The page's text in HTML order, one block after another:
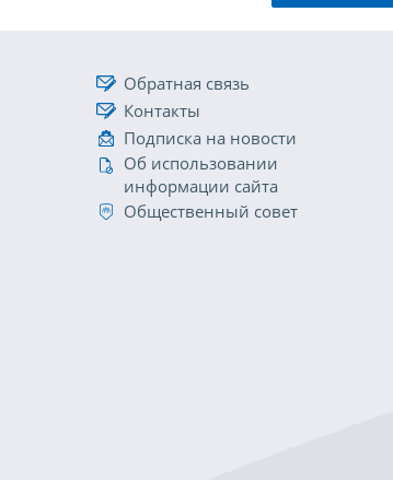
Обратная связь
Контакты
Подписка на новости
Об использовании
информации сайта
Общественный совет